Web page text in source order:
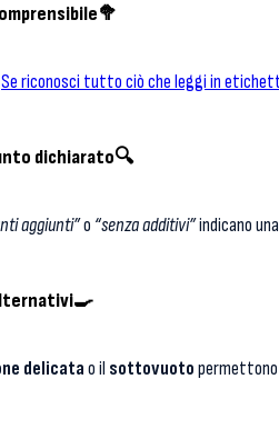
🥦
Se riconosci tutto ciò che leggi in
dichiarato🔍
aggiunti”o “senza additivi”indicano
🍳
delicatao il sottovuotopermettono